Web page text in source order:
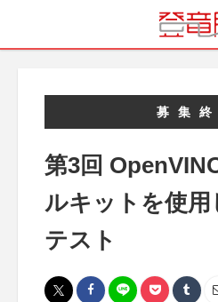
募集終
第3回
ルキットを使用
テスト